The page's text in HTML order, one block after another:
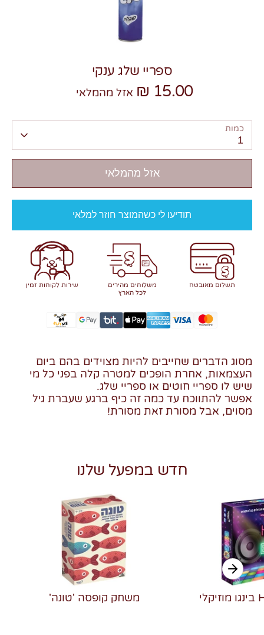
ספריי שלג ענקי
15.00 ₪ אזל מהמלאי
כמות
1
אזל מהמלאי
תודיעו לי כשהמוצר חוזר למלאי
תשלום מאובטח
משלוחים מהירים
לכל הארץ
שירות לקוחות זמין
מסוג הדברים שחייבים להיות מצוידים בהם ביום
העצמאות, אחרת הופכים למטרה קלה בפני כל מי
שיש לו ספריי חוטים או ספריי שלג.
אפשר להתווכח עד כמה זה כיף ברגע שעברת גיל
מסוים, אבל מסורת זאת מסורת!
חדש במפעל שלנו
משחק קופסה 'טונה'